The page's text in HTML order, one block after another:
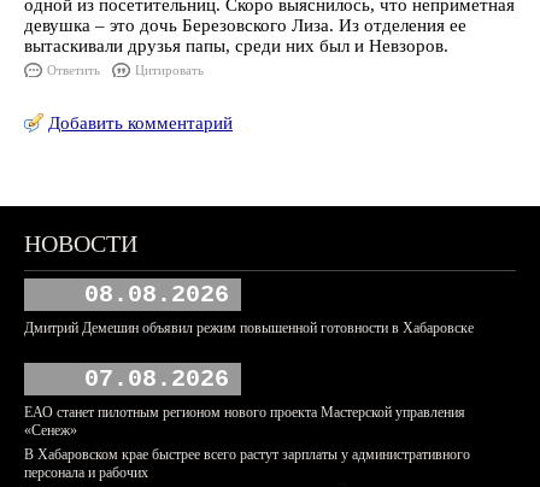
одной из посетительниц. Скоро выяснилось, что неприметная
девушка – это дочь Березовского Лиза. Из отделения ее
вытаскивали друзья папы, среди них был и Невзоров.
Ответить Цитировать
Добавить комментарий
НОВОСТИ
08.08.2026
Дмитрий Демешин объявил режим повышенной готовности в Хабаровске
07.08.2026
ЕАО станет пилотным регионом нового проекта Мастерской управления
«Сенеж»
В Хабаровском крае быстрее всего растут зарплаты у административного
персонала и рабочих